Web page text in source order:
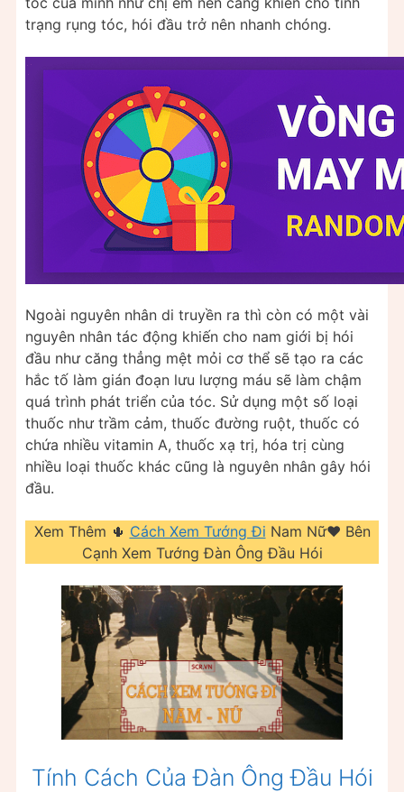
trạng rụng tóc, hói đầu trở nên nhanh chóng.
Ngoài nguyên nhân di truyền ra thì còn có một vài
nguyên nhân tác động khiến cho nam giới bị hói
đầu như căng thẳng mệt mỏi cơ thể sẽ tạo ra các
hắc tố làm gián đoạn lưu lượng máu sẽ làm chậm
quá trình phát triển của tóc. Sử dụng một số loại
thuốc như trầm cảm, thuốc đường ruột, thuốc có
chứa nhiều vitamin A, thuốc xạ trị, hóa trị cùng
nhiều loại thuốc khác cũng là nguyên nhân gây hói
đầu.
Xem Thêm 🌵 Cách Xem Tướng Đi Nam Nữ❤️️ Bên
Cạnh Xem Tướng Đàn Ông Đầu Hói
Tính Cách Của Đàn Ông Đầu Hói